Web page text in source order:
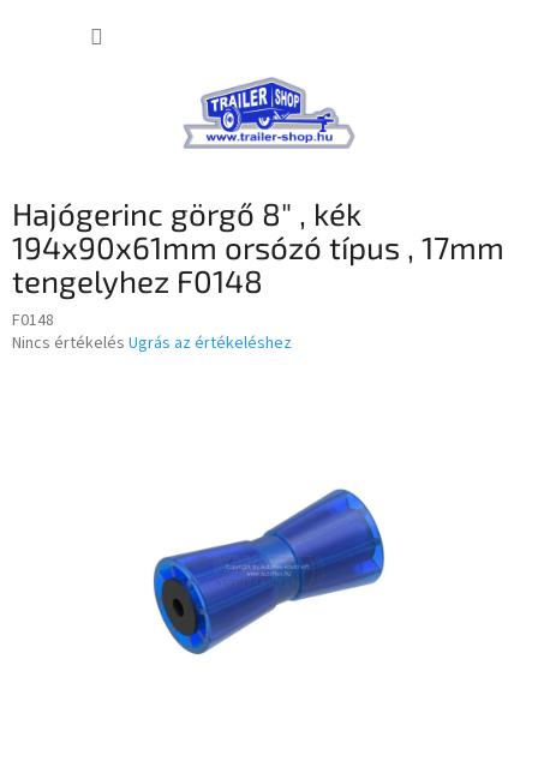
Hajógerinc görgő 8" , kék
194x90x61mm orsózó típus , 17mm
tengelyhez F0148
F0148
A
Nincs értékelés Ugrás az értékeléshez